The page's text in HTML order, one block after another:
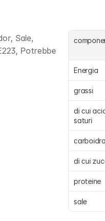
Sale,
Potrebbe
Energia
grassi
di cui
saturi
di cui
proteine
sale